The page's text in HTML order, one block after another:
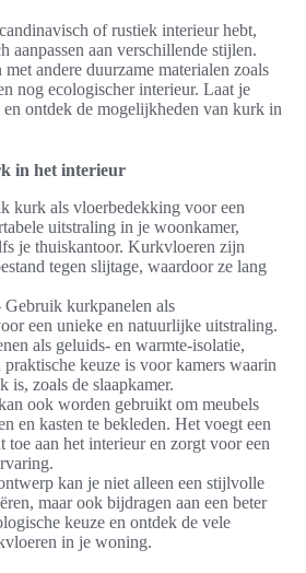
of rustiek interieur hebt,
aanpassen aan verschillende stijlen.
andere duurzame materialen zoals
nog ecologischer interieur. Laat je
ontdek de mogelijkheden van kurk in
in het interieur
kurk als vloerbedekking voor een
uitstraling in je woonkamer,
je thuiskantoor. Kurkvloeren zijn
tegen slijtage, waardoor ze lang
Gebruik kurkpanelen als
een unieke en natuurlijke uitstraling.
als geluids- en warmte-isolatie,
praktische keuze is voor kamers waarin
is, zoals de slaapkamer.
ook worden gebruikt om meubels
en kasten te bekleden. Het voegt een
toe aan het interieur en zorgt voor een
kan je niet alleen een stijlvolle
maar ook bijdragen aan een beter
keuze en ontdek de vele
in je woning.